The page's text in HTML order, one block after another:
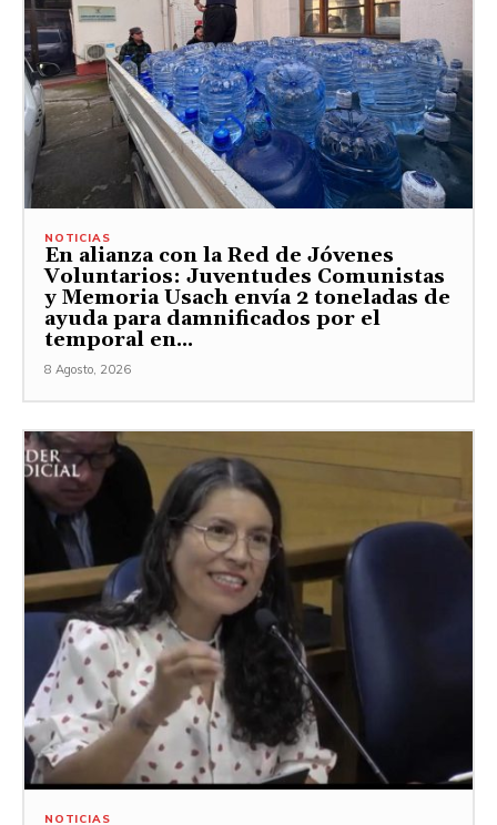
NOTICIAS
En alianza con la Red de Jóvenes
Voluntarios: Juventudes Comunistas
y Memoria Usach envía 2 toneladas de
ayuda para damnificados por el
temporal en...
8 Agosto, 2026
NOTICIAS